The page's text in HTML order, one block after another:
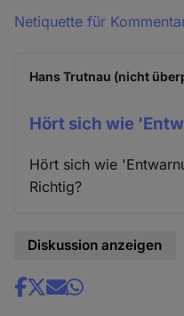
Netiquette für
Hans Trutnau (nicht
Hört sich wie
Hört sich wie
Richtig?
Diskussion anzeigen
Share